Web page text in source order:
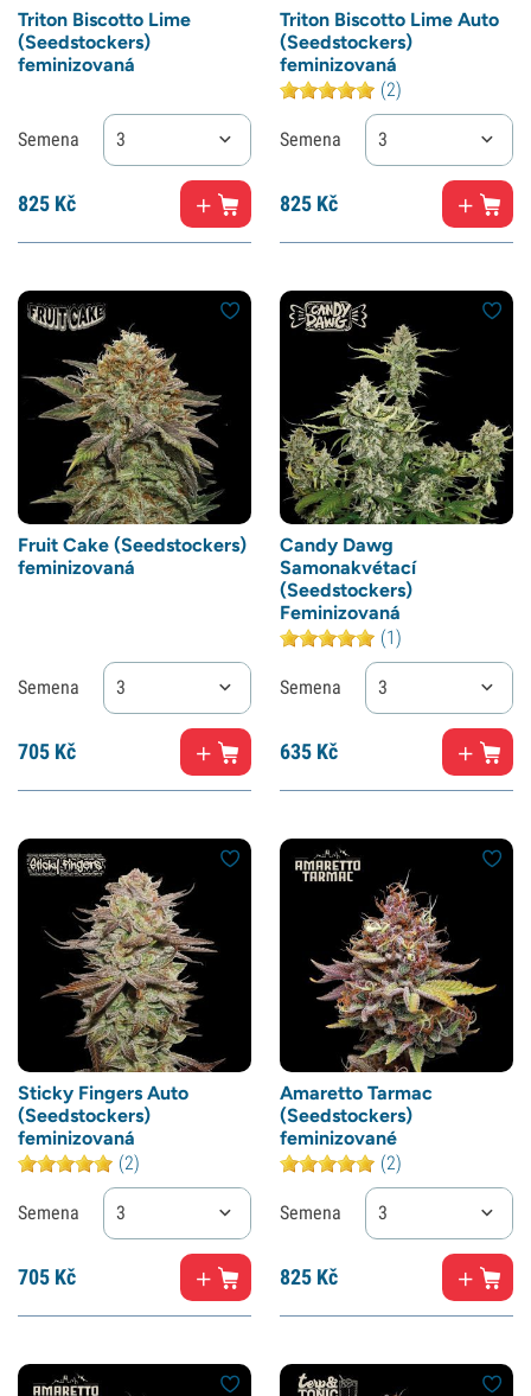
Triton Biscotto Lime
(Seedstockers)
feminizovaná
Semena 3
825 Kč
Triton Biscotto Lime Auto
(Seedstockers)
feminizovaná
(2)
Semena 3
825 Kč
Fruit Cake (Seedstockers)
feminizovaná
Semena 3
705 Kč
Candy Dawg
Samonakvétací
(Seedstockers)
Feminizovaná
(1)
Semena 3
635 Kč
Sticky Fingers Auto
(Seedstockers)
feminizovaná
(2)
Semena 3
705 Kč
Amaretto Tarmac
(Seedstockers)
feminizované
(2)
Semena 3
825 Kč